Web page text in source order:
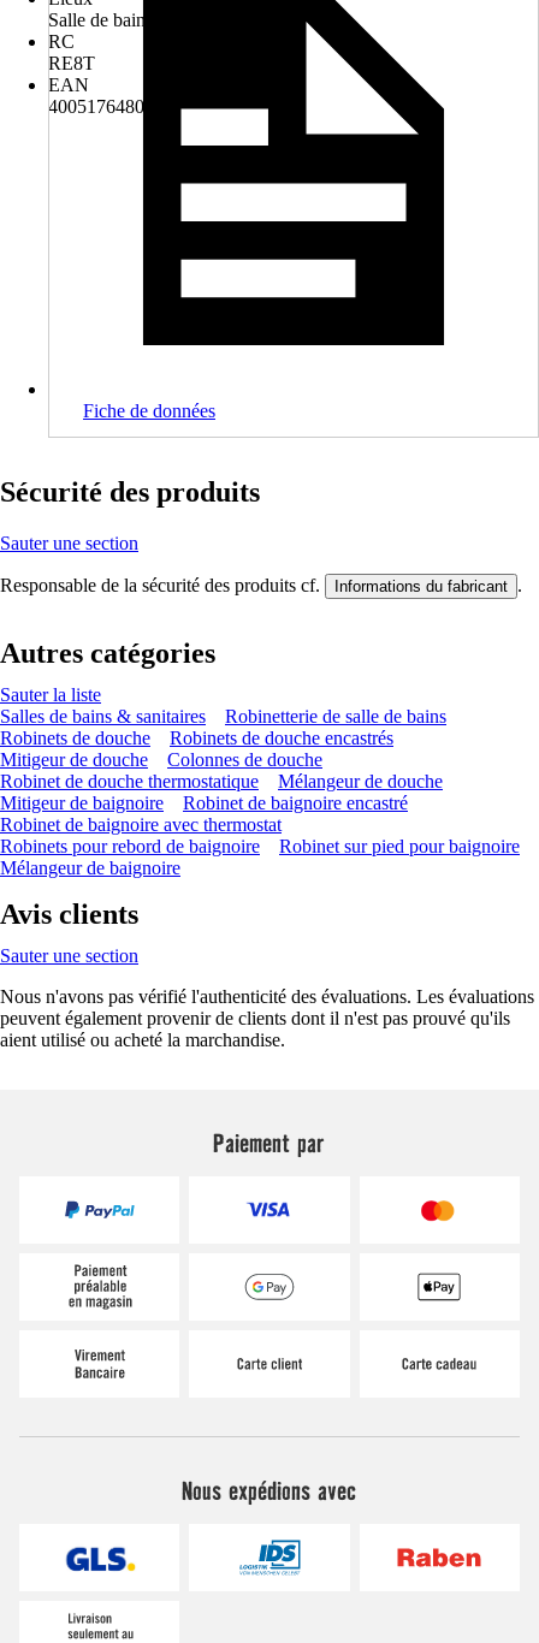
Salle de bains
RC
RE8T
EAN
4005176480560
Fiche de données
Sécurité des produits
Sauter une section
Responsable de la sécurité des produits cf. Informations du fabricant .
Autres catégories
Sauter la liste
Salles de bains & sanitaires
Robinetterie de salle de bains
Robinets de douche
Robinets de douche encastrés
Mitigeur de douche
Colonnes de douche
Robinet de douche thermostatique
Mélangeur de douche
Mitigeur de baignoire
Robinet de baignoire encastré
Robinet de baignoire avec thermostat
Robinets pour rebord de baignoire
Robinet sur pied pour baignoire
Mélangeur de baignoire
Avis clients
Sauter une section
Nous n'avons pas vérifié l'authenticité des évaluations. Les évaluations
peuvent également provenir de clients dont il n'est pas prouvé qu'ils
aient utilisé ou acheté la marchandise.
Paiement par
Nous expédions avec